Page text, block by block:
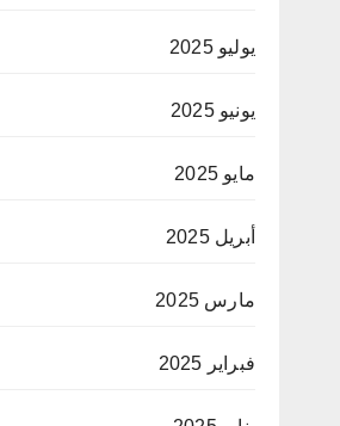
يوليو 2025
يونيو 2025
مايو 2025
أبريل 2025
مارس 2025
فبراير 2025